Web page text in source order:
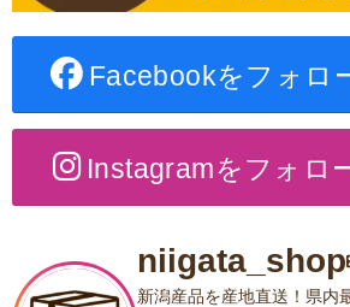
Facebookをフォロ
Instagramをフォロ
niigata_shop
新潟産品を産地直送！県内